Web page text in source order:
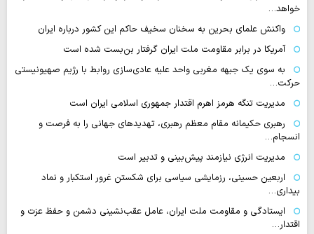
خواهد…
واکنش علمای بحرین به سخنان سخیف حاکم این کشور درباره ایران
آمریکا در برابر مقاومت ملت ایران گرفتار بن‌بست شده است
به سوی یک جبهه مغربی واحد علیه عادی‌سازی روابط با رژیم صهیونیستی
حرکت…
مدیریت تنگه هرمز اهرم اقتدار جمهوری اسلامی ایران است
رهبری حکیمانه مقام معظم رهبری، تهدیدهای جهانی را به فرصت و
انسجام…
مدیریت انرژی نیازمند پیش‌بینی و تدبیر است
اربعین حسینی، رزمایشی سیاسی برای شکستن غرور استکبار و نماد
بیداری…
ایستادگی و مقاومت ملت ایران، عامل عقب‌نشینی دشمن و حفظ عزت و
اقتدار…